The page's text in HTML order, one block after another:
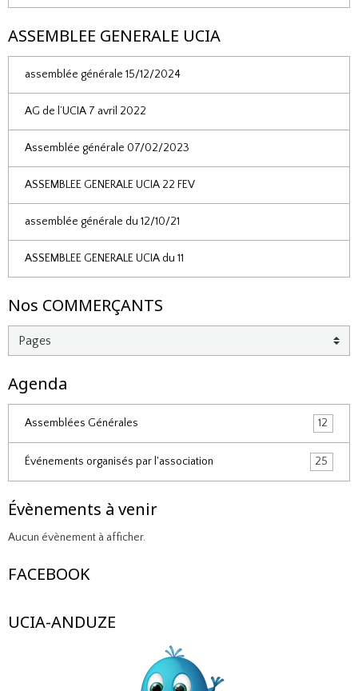
ASSEMBLEE GENERALE UCIA
assemblée générale 15/12/2024
AG de l’UCIA 7 avril 2022
Assemblée générale 07/02/2023
ASSEMBLEE GENERALE UCIA 22 FEV
assemblée générale du 12/10/21
ASSEMBLEE GENERALE UCIA du 11
Nos COMMERÇANTS
Agenda
Assemblées Générales 12
Événements organisés par l'association 25
Évènements à venir
Aucun évènement à afficher.
FACEBOOK
UCIA-ANDUZE